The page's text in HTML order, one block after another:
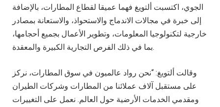
الجوي، اكتسبت ألتويغ فهما عميقا لقطاع المطارات، بالإضافة
إلى خبرة في مجالات الاندماج والاستحواذ، والاستعانة بمصادر
خارجية لتكنولوجيا المعلومات، وتطوير الأعمال بجميع أحجامها،
بما في ذلك الفرص التجارية الكبيرة والمعقدة.
وقالت ألتويغ: “نحن رواد عالميون في سوق المطارات، نركز
على مستقبل آلاف عملائنا من المطارات وشركات الطيران
ومقدمي الخدمات الأرضية حول العالم. نعمل على التغييرات